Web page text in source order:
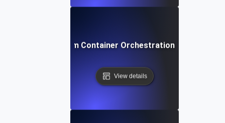
Docker Swarm Container Orchestration Load
View details